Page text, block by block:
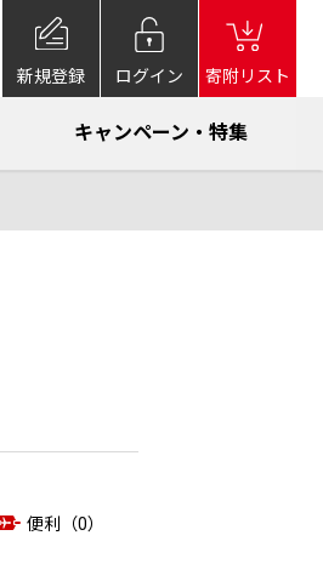
新規登録 ログイン 寄附リスト
キャンペーン・特集
便利（0）